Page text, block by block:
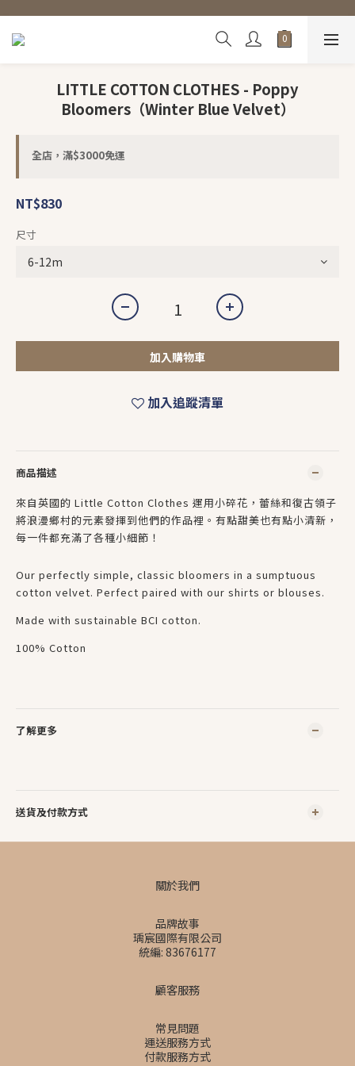
LITTLE COTTON CLOTHES - Poppy
Bloomers（Winter Blue Velvet）
全店，滿$3000免運
NT$830
尺寸
加入購物車
加入追蹤清單
商品描述
來自英國的 Little Cotton Clothes 運用小碎花，蕾絲和復古領子
將浪漫鄉村的元素發揮到他們的作品裡。有點甜美也有點小清新，
每一件都充滿了各種小細節！
Our perfectly simple, classic bloomers in a sumptuous
cotton velvet. Perfect paired with our shirts or blouses.
Made with sustainable BCI cotton.
100% Cotton
了解更多
送貨及付款方式
關於我們
品牌故事
瑀宸國際有限公司
統編: 83676177
顧客服務
常見問題
運送服務方式
付款服務方式